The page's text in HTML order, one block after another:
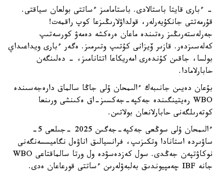
- ءبارى قايتا باستالادى. باستامامىز ءساتتى بولعان سياقتى.
قۇرمەتتى جانكۇيەرلەر، قولداۋلارىڭىزعا كوپ راقمەت!
جەرلەستەرىڭىز رەتىندە ماعان ەرەكشە دەمەۋ كورسەتىپ
كەلەسىزدەر. قازىر ۆيزانى كۇتىپ وتىرمىز. ەگەر ءبارى ويداعىداي
بولسا، جاقىن كۇندەرى امەريكاعا اتتانامىز، - دەلىنگەن
حابارلامادا.
بۇعان دەيىن جانىبەك ءالىمحان ۇلى جاڭا سالماق دارەجەسىندە
WBO رەيتينگىندە جەكپە-جەكسىز-اق ەكىنشى ورىنعا
كوتەرىلگەنى حابارلانعان بولاتىن.
ءالىمحان ۇلى سوڭعى جەكپە-جەگىن 2025 -جىلعى 5-
ساۋىردە استانادا وتكىزىپ، فرانسيالىق اناۋەل نگاميسسەنگەنى
نوكاۋتپەن جەڭدى. سول كەزدەسۋدە ول ورتا سالماقتاعى WBO
جانە IBF چەمپيوندىق بەلبەۋلەرىن ءساتتى قورعاعان ەدى.